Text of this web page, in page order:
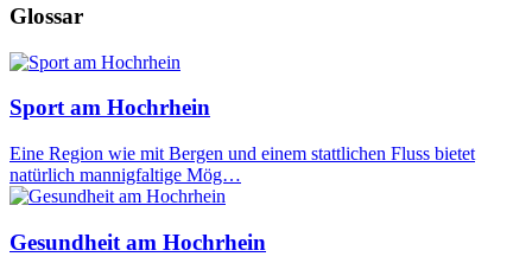
Glossar
Sport am Hochrhein
Eine Region wie mit Bergen und einem stattlichen Fluss bietet
natürlich mannigfaltige Mög…
Gesundheit am Hochrhein